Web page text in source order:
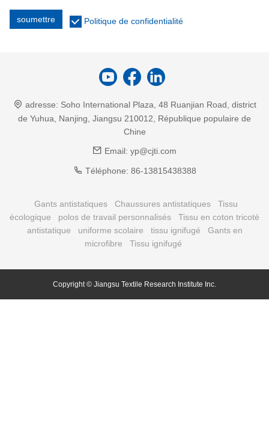
soumettre Politique de confidentialité
adresse: Soho International Plaza, 48 Ruanjian Road, district
de Yuhua, Nanjing, Jiangsu 210012, République populaire de
Chine
Email: yp@cjti.com
Téléphone: 86-13815438388
Gants antistatiques Chaussures antistatiques
Tissu
écologique
polos de travail personnalisés
Tissu en coton tricoté
antistatique
uniforme scolaire tissu ignifugé
Gants en
microfibre
Tissu ignifugé
Copyright © Jiangsu Textile Research Institute Inc.